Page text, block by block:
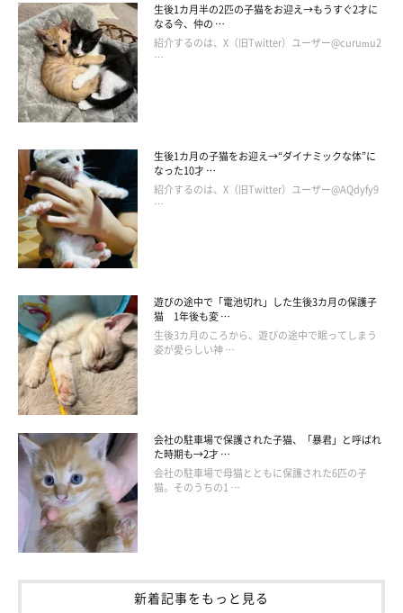
生後1カ月半の2匹の子猫をお迎え→もうすぐ2才に
なる今、仲の …
紹介するのは、X（旧Twitter）ユーザー@curumu2
…
生後1カ月の子猫をお迎え→“ダイナミックな体”に
なった10才 …
紹介するのは、X（旧Twitter）ユーザー@AQdyfy9
…
遊びの途中で「電池切れ」した生後3カ月の保護子
猫 1年後も変 …
生後3カ月のころから、遊びの途中で眠ってしまう
姿が愛らしい神 …
会社の駐車場で保護された子猫、「暴君」と呼ばれ
た時期も→2才 …
会社の駐車場で母猫とともに保護された6匹の子
猫。そのうちの1 …
新着記事をもっと見る